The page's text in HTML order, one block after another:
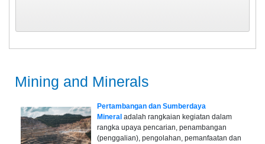
Mining and Minerals
Pertambangan dan Sumberdaya
Mineral adalah rangkaian kegiatan dalam
rangka upaya pencarian, penambangan
(penggalian), pengolahan, pemanfaatan dan